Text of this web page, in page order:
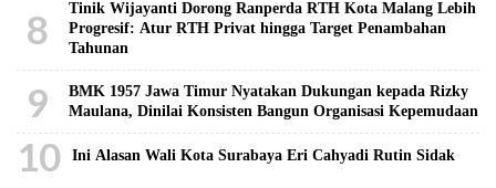
8
Tinik Wijayanti Dorong Ranperda RTH Kota Malang Lebih
Progresif: Atur RTH Privat hingga Target Penambahan
Tahunan
9
BMK 1957 Jawa Timur Nyatakan Dukungan kepada Rizky
Maulana, Dinilai Konsisten Bangun Organisasi Kepemudaan
10 Ini Alasan Wali Kota Surabaya Eri Cahyadi Rutin Sidak